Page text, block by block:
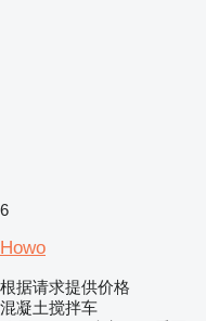
6
Howo
根据请求提供价格
混凝土搅拌车